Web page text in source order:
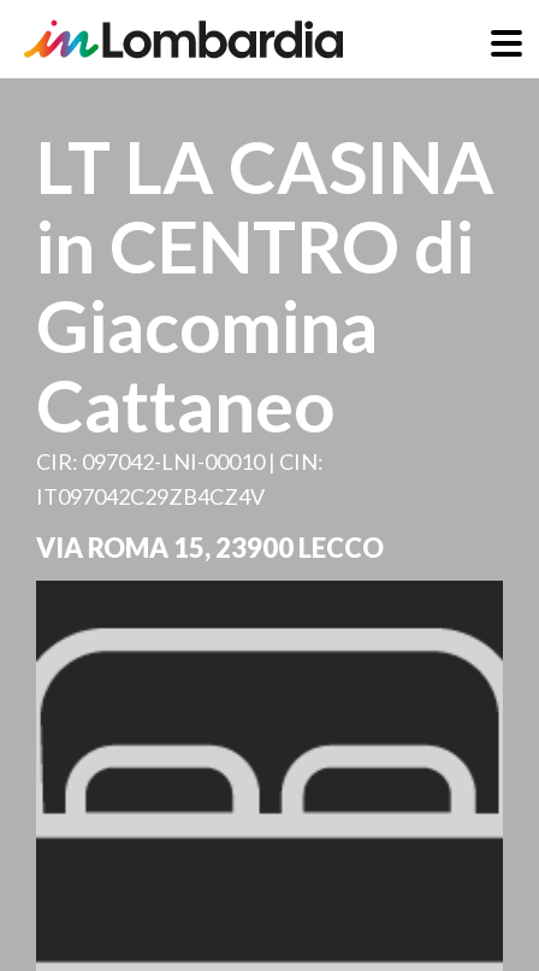
contentLT LA CASINA
in CENTRO di
Giacomina
Cattaneo
CIR: 097042-LNI-00010 | CIN:
IT097042C29ZB4CZ4V
VIA ROMA 15,23900LECCO